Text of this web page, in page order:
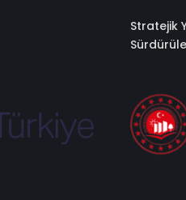
Stratejik